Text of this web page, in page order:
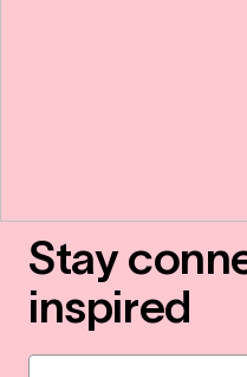
Stay
inspired
Email